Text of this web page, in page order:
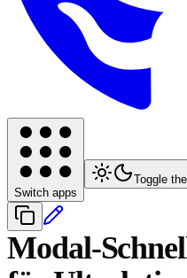
Switch apps
Toggle
Modal-